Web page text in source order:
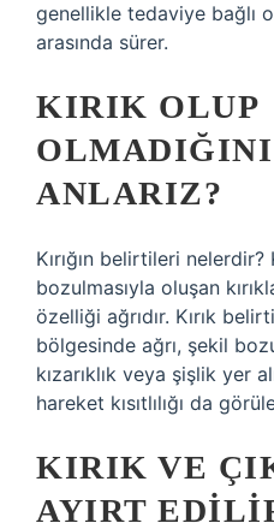
genellikle tedaviye bağlı
arasında sürer.
KIRIK OLUP
ANLARIZ?
Kırığın belirtileri nelerdir?
bozulmasıyla oluşan
özelliği ağrıdır. Kırık
bölgesinde ağrı, şekil
kızarıklık veya şişlik yer
hareket kısıtlılığı da
KIRIK VE
AYIRT